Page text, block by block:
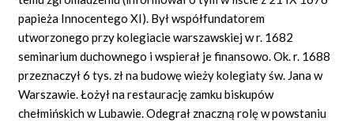
papieża Innocentego XI). Był współfundatorem
utworzonego przy kolegiacie warszawskiej w r. 1682
seminarium duchownego i wspierał je finansowo. Ok. r. 1688
przeznaczył 6 tys. zł na budowę wieży kolegiaty św. Jana w
Warszawie. Łożył na restaurację zamku biskupów
chełmińskich w Lubawie. Odegrał znaczną rolę w powstaniu